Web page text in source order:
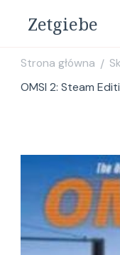
Zetgiebe
Strona główna /
OMSI 2: Steam